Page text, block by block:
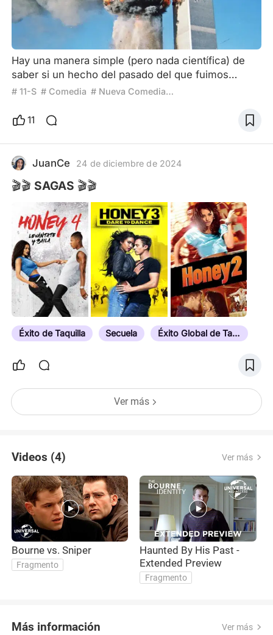
Hay una manera simple (pero nada científica) de
saber si un hecho del pasado del que fuimos
testigos directos o indirectos será parte de la
décadas después, la gran mayoría recuerda qué
noticia, ya sea una abominablemente mala o
efusivamente buena. Hagan la prueba
preguntándole a cualquier persona de más de
# 11-S # Comedia # Nueva Comedia Americana
11
JuanCe 24 de diciembre de 2024
🎬🎬 SAGAS 🎬🎬
Éxito de Taquilla Secuela Éxito Global de Taquilla
Ver más
Videos (4) Ver más
Bourne vs. Sniper
Fragmento
Haunted By His Past -
Extended Preview
Fragmento
Más información Ver más